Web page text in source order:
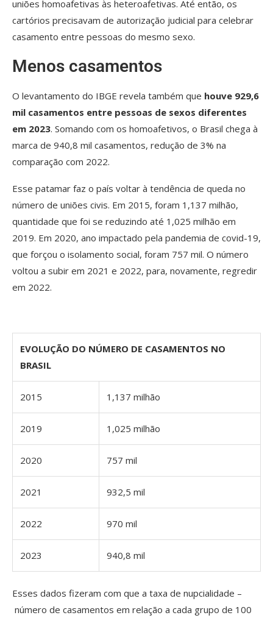
uniões homoafetivas às heteroafetivas. Até então, os
cartórios precisavam de autorização judicial para celebrar
casamento entre pessoas do mesmo sexo.
Menos casamentos
O levantamento do IBGE revela também que houve 929,6
mil casamentos entre pessoas de sexos diferentes
em 2023. Somando com os homoafetivos, o Brasil chega à
marca de 940,8 mil casamentos, redução de 3% na
comparação com 2022.
Esse patamar faz o país voltar à tendência de queda no
número de uniões civis. Em 2015, foram 1,137 milhão,
quantidade que foi se reduzindo até 1,025 milhão em
2019. Em 2020, ano impactado pela pandemia de covid-19,
que forçou o isolamento social, foram 757 mil. O número
voltou a subir em 2021 e 2022, para, novamente, regredir
em 2022.
EVOLUÇÃO DO NÚMERO DE CASAMENTOS NO
BRASIL
2015 1,137 milhão
2019 1,025 milhão
2020 757 mil
2021 932,5 mil
2022 970 mil
2023 940,8 mil
Esses dados fizeram com que a taxa de nupcialidade –
número de casamentos em relação a cada grupo de 100